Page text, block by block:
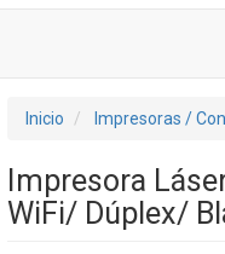
Inicio Impresoras /
Impresora
WiFi/ Dúplex/